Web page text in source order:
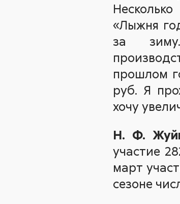
«Лыжня
за
прошлом
руб. Я
хочу
Н. Ф.
участие
март
сезоне